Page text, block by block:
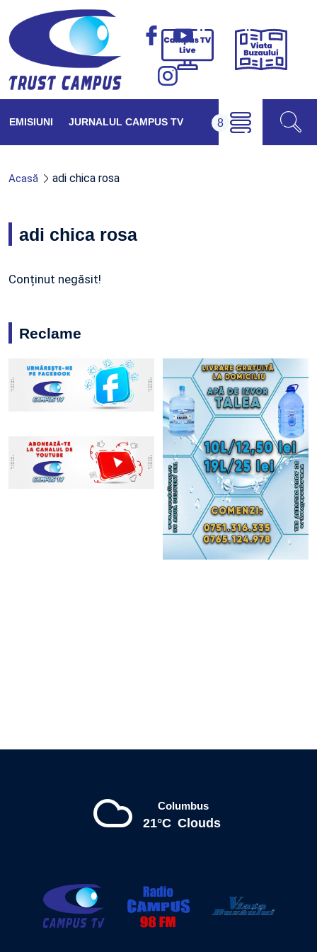
Campus
Viața
EMISIUNI JURNALUL CAMPUS TV
Acasă adi chica rosa
adi chica rosa
Conținut negăsit!
Reclame
Columbus
21°C Clouds